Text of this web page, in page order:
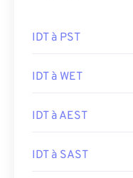
IDT à PST
IDT à WET
IDT à AEST
IDT à SAST